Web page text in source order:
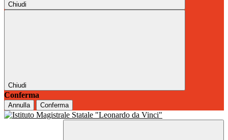
Chiudi
Chiudi
Conferma
Annulla Conferma